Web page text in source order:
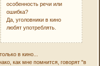
особенность речи или
ошибка?
Да, уголовники в кино
любят употреблять.
в кино...
как мне помнится, говорят "в